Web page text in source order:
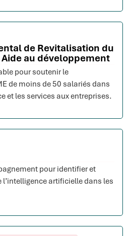
de Revitalisation du
Aide au développement
pour soutenir le
de moins de 50 salariés dans
et les services aux entreprises.
pour identifier et
artificielle dans les